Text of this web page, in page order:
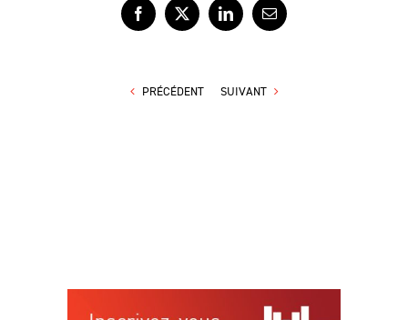
Facebook
X LinkedInCourriel
PRÉCÉDENT SUIVANT